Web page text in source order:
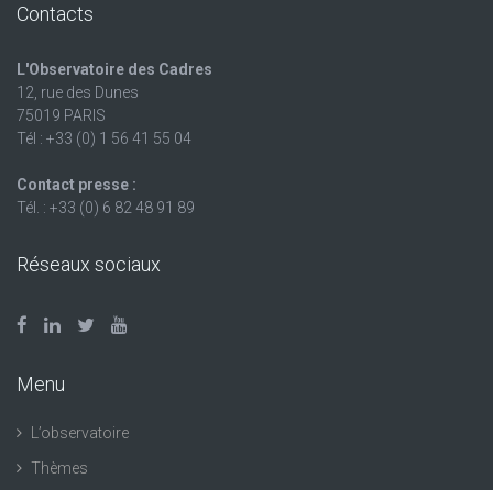
Contacts
L'Observatoire des Cadres
12, rue des Dunes
75019 PARIS
Tél : +33 (0) 1 56 41 55 04
Contact presse :
Tél. : +33 (0) 6 82 48 91 89
Réseaux sociaux
Menu
L’observatoire
Thèmes